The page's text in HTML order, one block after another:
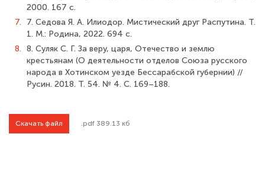
2000. 167 с.
7.
7. Седова Я. А. Илиодор. Мистический друг Распутина. Т.
1. М.: Родина, 2022. 694 с.
8. 8. Суляк С. Г. За веру, царя, Отечество и землю
крестьянам (О деятельности отделов Союза русского
народа в Хотинском уезде Бессарабской губернии) //
Русин. 2018. Т. 54. № 4. С. 169–188.
Скачать файл .pdf 389.13 кб